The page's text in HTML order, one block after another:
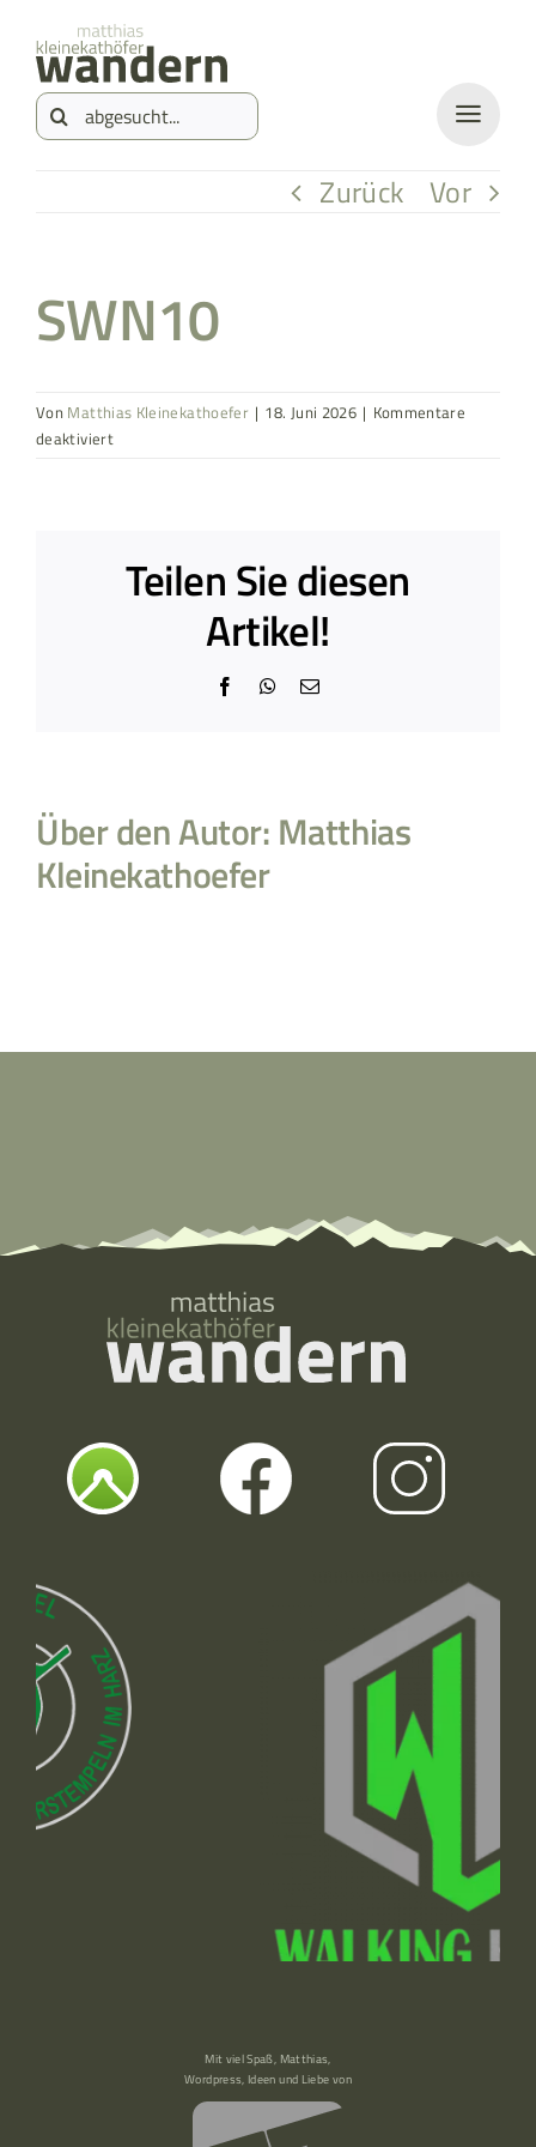
springen
Inhalt
springen
Suche
Zurück Vor
SWN10
Von Matthias Kleinekathoefer | 18. Juni 2026 | Kommentare
deaktiviertfür
Teilen Sie diesen
Artikel!
Facebook
WhatsApp
E-
Über den Autor:Matthias
Kleinekathoefer
Mit viel Spaß, Matthias,